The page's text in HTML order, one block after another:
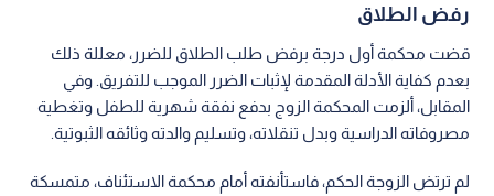
رفض الطلاق
قضت محكمة أول درجة برفض طلب الطلاق للضرر، معللة ذلك
بعدم كفاية الأدلة المقدمة لإثبات الضرر الموجب للتفريق. وفي
المقابل، ألزمت المحكمة الزوج بدفع نفقة شهرية للطفل وتغطية
مصروفاته الدراسية وبدل تنقلاته، وتسليم والدته وثائقه الثبوتية.
لم ترتض الزوجة الحكم، فاستأنفته أمام محكمة الاستئناف، متمسكة